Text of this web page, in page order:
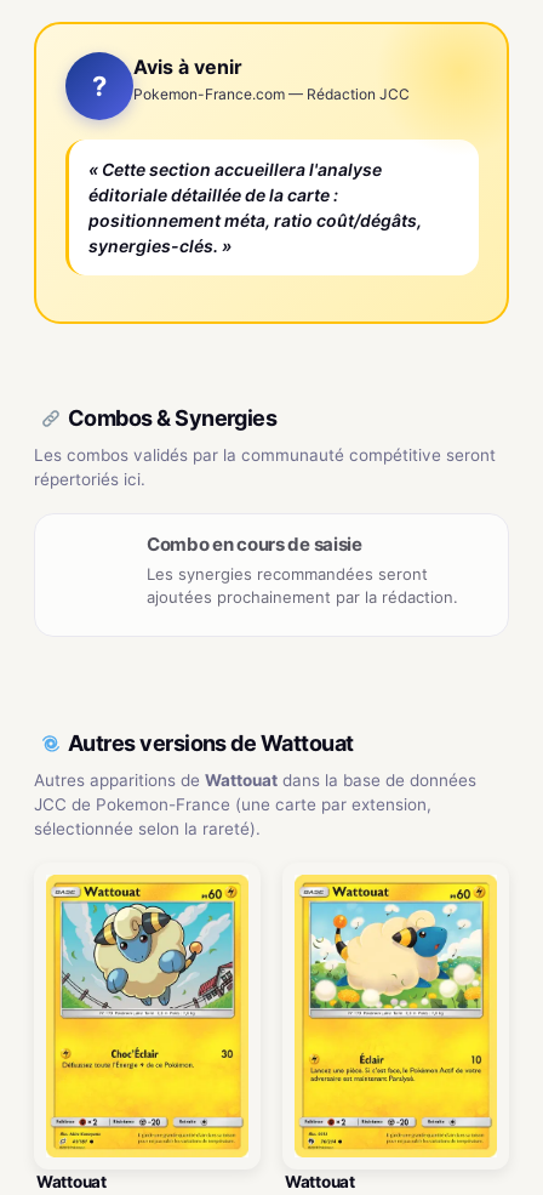
?
Avis à venir
Pokemon-France.com — Rédaction JCC
« Cette section accueillera l'analyse
éditoriale détaillée de la carte :
positionnement méta, ratio coût/dégâts,
synergies-clés. »
Combos & Synergies
Les combos validés par la communauté compétitive seront
répertoriés ici.
Combo en cours de saisie
Les synergies recommandées seront
ajoutées prochainement par la rédaction.
Autres versions de Wattouat
Autres apparitions de Wattouat dans la base de données
JCC de Pokemon-France (une carte par extension,
sélectionnée selon la rareté).
Wattouat Wattouat